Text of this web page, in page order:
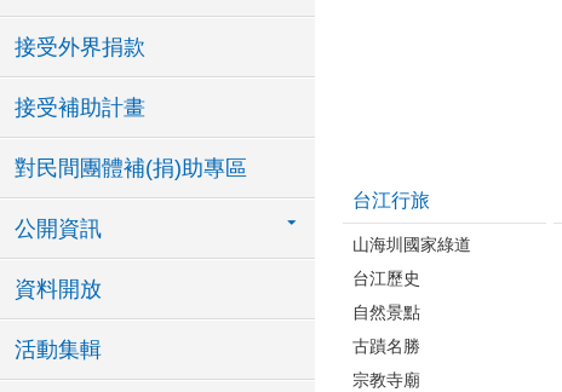
接受外界捐款
接受補助計畫
對民間團體補(捐)助專區
公開資訊
資料開放
活動集輯
台江行旅
山海圳國家綠道
台江歷史
自然景點
古蹟名勝
宗教寺廟